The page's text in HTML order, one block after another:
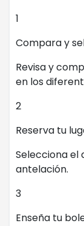
1
Compara y
Revisa y
en los
2
Reserva tu
Selecciona el
antelación.
3
Enseña tu